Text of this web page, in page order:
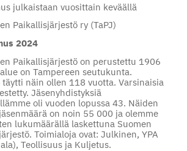
julkaistaan vuosittain keväällä
Paikallisjärjestö ry (TaPJ)
2024
Paikallisjärjestö on perustettu 1906
on Tampereen seutukunta.
näin ollen 118 vuotta. Varsinaisia
Jäsenyhdistyksiä
oli vuoden lopussa 43. Näiden
on noin 55 000 ja olemme
lukumäärällä laskettuna Suomen
Toimialoja ovat: Julkinen, YPA
Teollisuus ja Kuljetus.